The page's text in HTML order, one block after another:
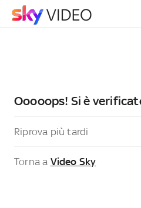
Ooooops! Si è
Riprova più tardi
Torna a Video Sky